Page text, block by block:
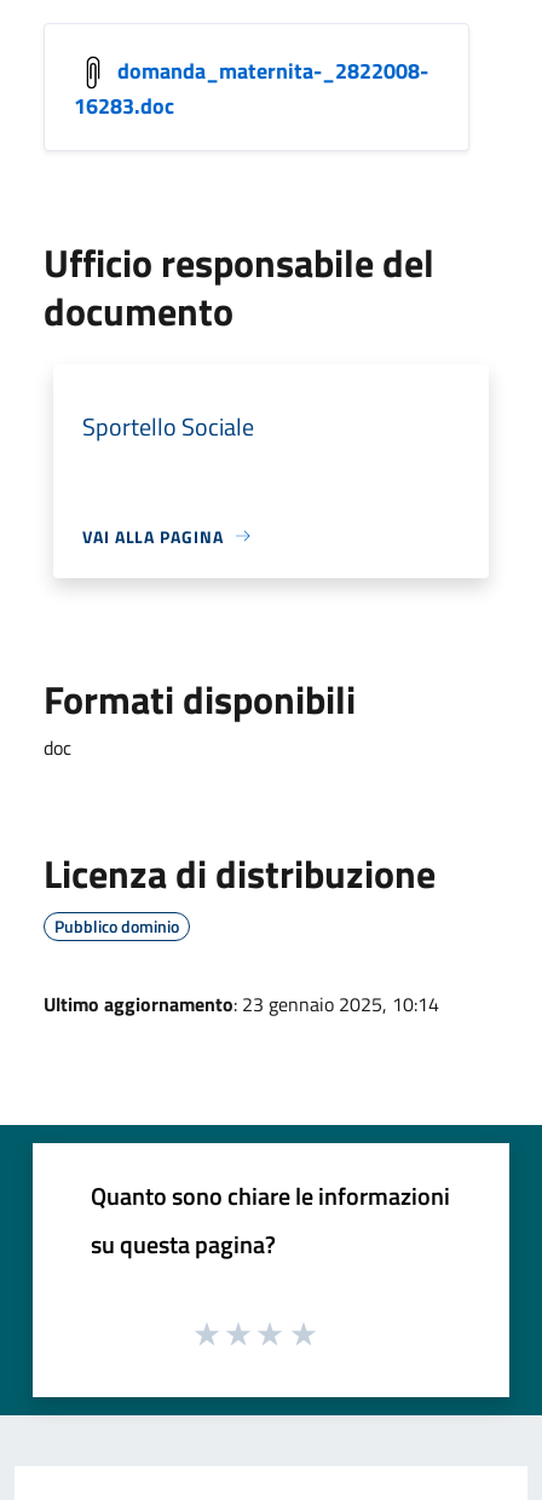
domanda_maternita-_2822008-
16283.doc
Ufficio responsabile del
documento
Sportello Sociale
VAI ALLA PAGINA
Formati disponibili
doc
Licenza di distribuzione
Pubblico dominio
Ultimo aggiornamento: 23 gennaio 2025, 10:14
Quanto sono chiare le informazioni
su questa pagina?